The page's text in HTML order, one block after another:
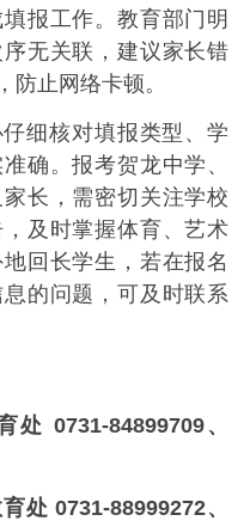
报工作。教育部门明
无关联，建议家长错
防止网络卡顿。
细核对填报类型、学
确。报考贺龙中学、
长，需密切关注学校
及时掌握体育、艺术
回长学生，若在报名
的问题，可及时联系
0731-84899709、
处 0731-88999272、